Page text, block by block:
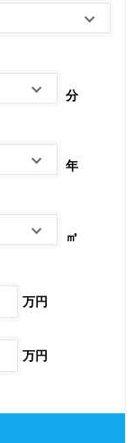
分
年
㎡
万円
万円